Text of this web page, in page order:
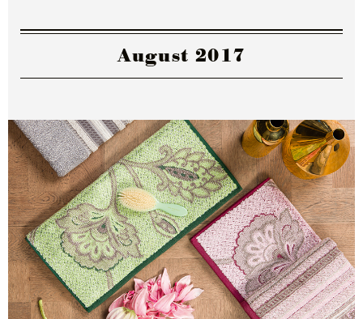
August 2017